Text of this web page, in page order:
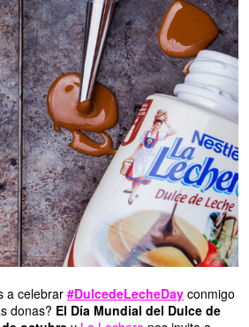
a celebrar #DulcedeLecheDay conmigo
donas? El Día Mundial del Dulce de